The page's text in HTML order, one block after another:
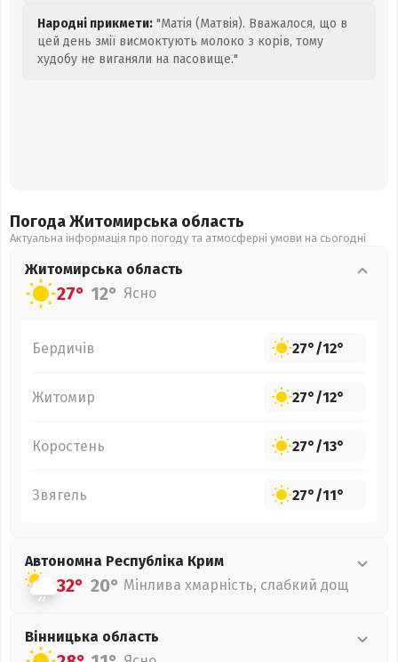
Народні прикмети: "Матія (Матвія). Вважалося, що в
цей день змії висмоктують молоко з корів, тому
худобу не виганяли на пасовище."
Погода Житомирська область
Актуальна інформація про погоду та атмосферні умови на сьогодні
Житомирська область
27° 12° Ясно
Бердичів 27°/12°
Житомир 27°/12°
Коростень 27°/13°
Звягель 27°/11°
Автономна Республіка Крим
32° 20° Мінлива хмарність, слабкий дощ
Вінницька область